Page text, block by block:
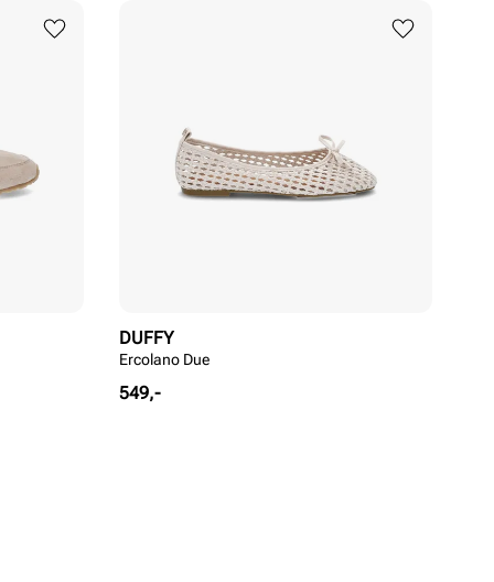
DUFFY
Ercolano Due
Pris
549,-